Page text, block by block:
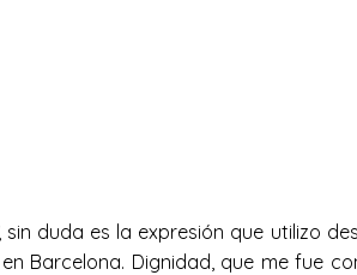
sin duda es la expresión que utilizo
Barcelona. Dignidad, que me fue